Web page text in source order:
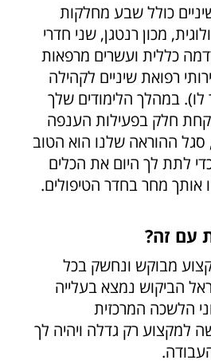
כולל שבע מחלקות
מכון רנטגן, שני חדרי
כללית ועשרים מרפאות
רפואת שיניים לקהילה
לו). במהלך הלימודים שלך
חלק בפעילות הענפה
ההוראה שלנו הוא הטוב
לתת לך היום את הכלים
אותך מחר בחדר הטיפולים.
עם זה?
מבוקש ונחשק בכל
הביקוש נמצא בעלייה
הלשכה המרכזית
למקצוע רק גדלה ויהיה לך